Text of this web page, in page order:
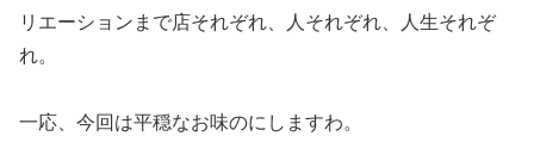
リエーションまで店それぞれ、人それぞれ、人生それぞ
れ。
一応、今回は平穏なお味のにしますわ。